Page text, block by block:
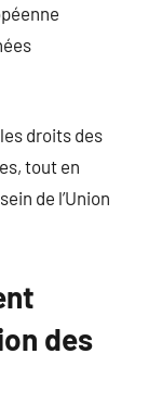
droits des
tout en
de l’Union
des